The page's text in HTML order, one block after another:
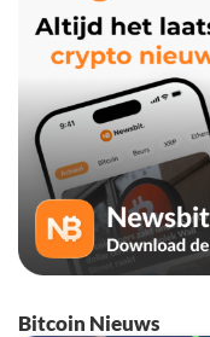
Bitcoin Nieuws